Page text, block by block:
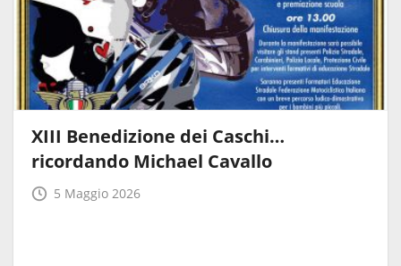
XIII Benedizione dei Caschi…
ricordando Michael Cavallo
5 Maggio 2026